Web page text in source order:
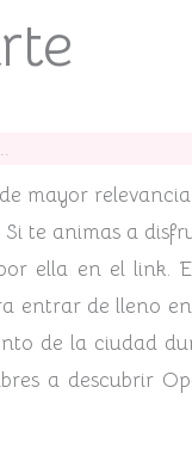
mayor
te animas a
ella en el link.
entrar de lleno
de la ciudad
a descubrir